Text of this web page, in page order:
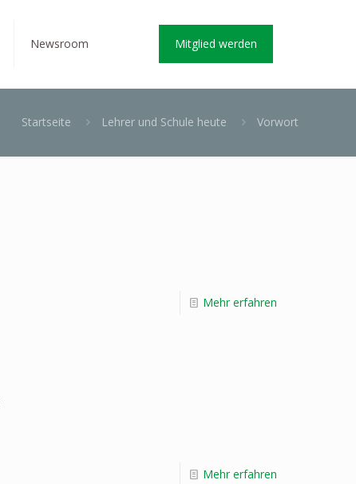
Newsroom Mitglied werden
Startseite Lehrer und Schule heute Vorwort
Mehr erfahren
Mehr erfahren